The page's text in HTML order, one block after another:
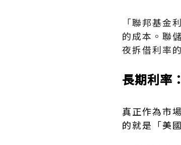
「聯邦基金
的成本。聯
夜拆借利率
長期利率
真正作為市
的就是「美